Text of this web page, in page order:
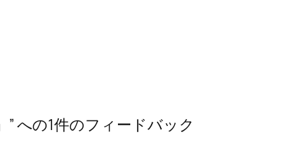
への1件のフィードバック